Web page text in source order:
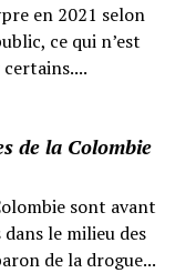
en 2021 selon
ce qui n’est
de la Colombie
sont avant
le milieu des
de la drogue...